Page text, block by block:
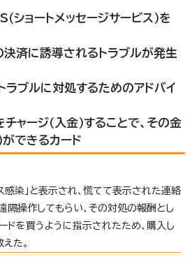
ショートメッセージサービス）を
決済に誘導されるトラブルが発生
ラブルに対処するためのアドバイ
ャージ（入金）することで、その金
ができるカード
感染」と表示され、慌てて表示された連絡
隔操作してもらい、その対処の報酬とし
ドを買うように指示されたため、購入し
た。